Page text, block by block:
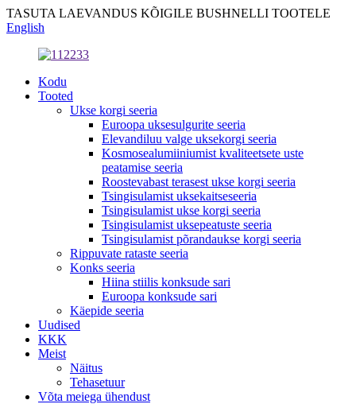
TASUTA LAEVANDUS KÕIGILE BUSHNELLI TOOTELE
English
Kodu
Tooted
Ukse korgi seeria
Euroopa uksesulgurite seeria
Elevandiluu valge uksekorgi seeria
Kosmosealumiiniumist kvaliteetsete uste
peatamise seeria
Roostevabast terasest ukse korgi seeria
Tsingisulamist uksekaitseseeria
Tsingisulamist ukse korgi seeria
Tsingisulamist uksepeatuste seeria
Tsingisulamist põrandaukse korgi seeria
Rippuvate rataste seeria
Konks seeria
Hiina stiilis konksude sari
Euroopa konksude sari
Käepide seeria
Uudised
KKK
Meist
Näitus
Tehasetuur
Võta meiega ühendust